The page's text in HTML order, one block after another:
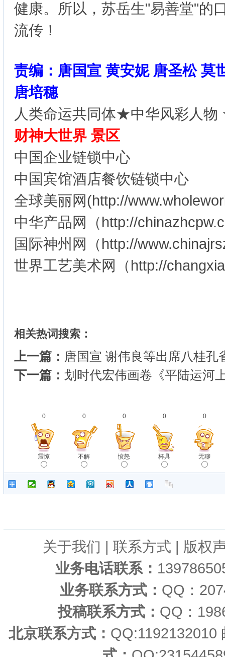
健康。所以，苏岳生"易善堂"的
流传！
责编：唐国宣 黄安妮 唐圣松 莫
唐培穗
人类命运共同体★中华风彩人
财神大世界 景区
中国企业链锁中心
中国宾馆酒店餐饮链锁中心
全球美丽网(http://
中华产品网（http://
国际神州网（http://
世界工艺美术网（http://
相关热词搜索：
上一篇： 唐国宣 谢伟良等出席八桂孔
下一篇： 划时代宏伟画卷《平陆运河
0
震惊
0
不解
0
愤怒
0
杯具
0
无聊
关于我们 | 联系方式 | 版权
业务电话联系：
业务联系方式： QQ：
投稿联系方式： QQ：
北京联系方式：